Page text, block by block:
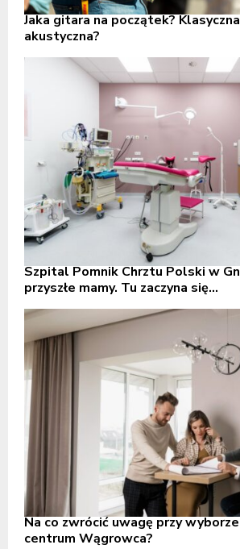
Jaka gitara na początek?
akustyczna?
Szpital Pomnik Chrztu Polski w
przyszłe mamy. Tu zaczyna się...
Na co zwrócić uwagę przy
centrum Wągrowca?